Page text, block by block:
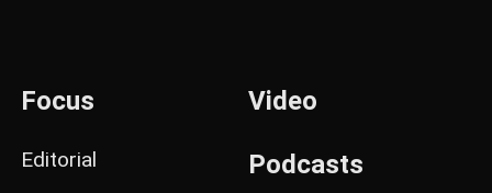
Focus
Editorial
Video
Podcasts